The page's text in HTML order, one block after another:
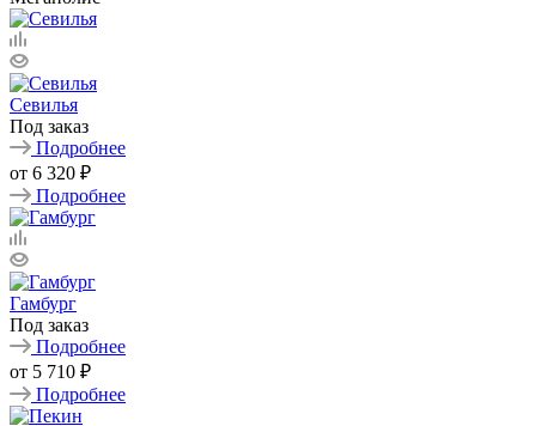
Севилья
Под заказ
Подробнее
от 6 320 ₽
Подробнее
Гамбург
Под заказ
Подробнее
от 5 710 ₽
Подробнее